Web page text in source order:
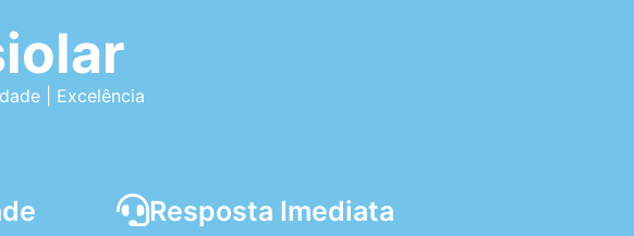
| Excelência
Resposta Imediata